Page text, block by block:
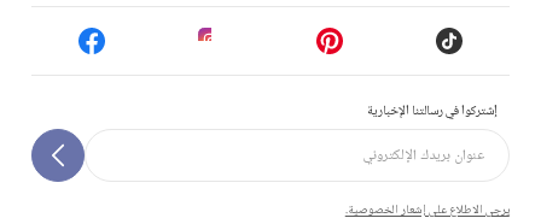
إشتركوا في رسالتنا الإخبارية
يرجى الاطلاع على إشعار الخصوصية.